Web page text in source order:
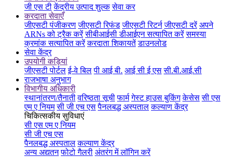
जी एस टी केंद्रीय उत्पाद शुल्क सेवा कर
करदाता सेवाएँ
जीएसटी पंजीकरण जीएसटी रिफंड जीएसटी रिटर्न जीएसटी दरें अपने
ARNs को ट्रैक करें सीबीआईसी डीआईएन सत्यापित करें समस्या
क्रमांक सत्यापित करें करदाता शिकायतें डाउनलोड
सेवा केंद्र
उपयोगी कड़ियां
जीएसटी पोर्टल ई-वे बिल पी आई बी. आई सी ई एस सी.बी.आई.सी
राजभाषा अनुभाग
विभागीय अधिकारी
स्थानांतरण/तैनाती वरिष्ठता सूची फार्म गेस्ट हाउस बुकिंग केसेस सी एस
एम ए नियम सी जी एच एस पैनलबद्ध अस्पताल कल्याण केंद्र
चिकित्सकीय सुविधाएं
सी एस एम ए नियम
सी जी एच एस
पैनलबद्ध अस्पताल कल्याण केंद्र
अन्य अद्यतन फोटो गैलरी अंतरंग में लॉगिन करें